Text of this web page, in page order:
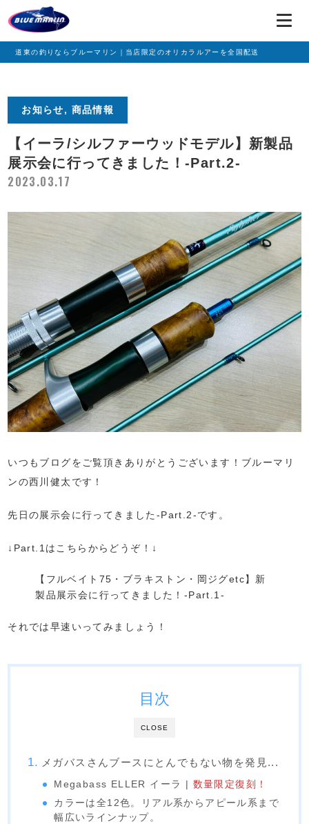
道東の釣りならブルーマリン｜当店限定のオリカラルアーを全国配送
お知らせ, 商品情報
【イーラ/シルファーウッドモデル】新製品
展示会に行ってきました！-Part.2-
2023.03.17
いつもブログをご覧頂きありがとうございます！ブルーマリ
ンの西川健太です！
先日の展示会に行ってきました-Part.2-です。
↓Part.1はこちらからどうぞ！↓
【フルベイト75・ブラキストン・岡ジグetc】新
製品展示会に行ってきました！-Part.1-
それでは早速いってみましょう！
CLOSE
目次
メガバスさんブースにとんでもない物を発見...
Megabass ELLER イーラ | 数量限定復刻！
カラーは全12色。リアル系からアピール系まで
幅広いラインナップ。